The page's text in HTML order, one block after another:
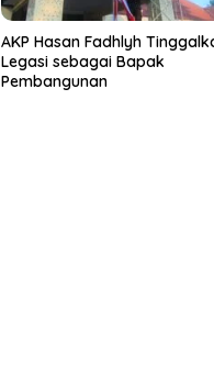
AKP Hasan Fadhlyh
Legasi sebagai Bapak
Pembangunan